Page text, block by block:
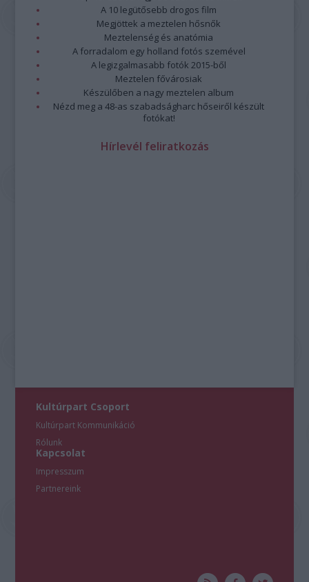
A 10 legütősebb drogos film
Megjöttek a meztelen hősnők
Meztelenség és anatómia
A forradalom egy holland fotós szemével
A legizgalmasabb fotók 2015-ből
Meztelen fővárosiak
Készülőben a nagy meztelen album
Nézd meg a 48-as szabadságharc hőseiről készült
fotókat!
Hírlevél feliratkozás
Kultúrpart Csoport
Kultúrpart Kommunikáció
Rólunk
Kapcsolat
Impresszum
Partnereink